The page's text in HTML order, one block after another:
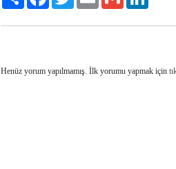
Henüz yorum yapılmamış. İlk yorumu yapmak için